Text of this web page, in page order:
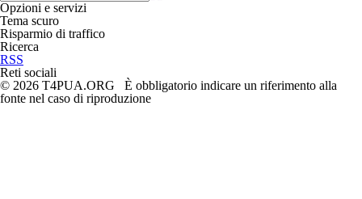
Opzioni e servizi
Tema scuro
Risparmio di traffico
Ricerca
RSS
Reti sociali
© 2026 T4PUA.ORG È obbligatorio indicare un riferimento alla
fonte nel caso di riproduzione